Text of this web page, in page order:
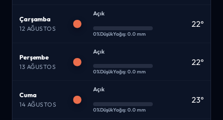
Çarşamba
12 AĞUSTOS
Açık
0%DüşükYağış: 0.0 mm
22°
Perşembe
13 AĞUSTOS
Açık
0%DüşükYağış: 0.0 mm
22°
Cuma
14 AĞUSTOS
Açık
0%DüşükYağış: 0.0 mm
23°